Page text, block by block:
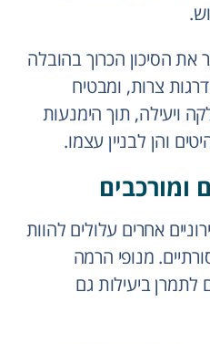
הסיכון הכרוך בהובלה
צרות, ומבטיח
ויעילה, תוך הימנעות
והן לבניין עצמו.
ומורכבים
אחרים עלולים להוות
מנופי הרמה
לתמרן ביעילות גם